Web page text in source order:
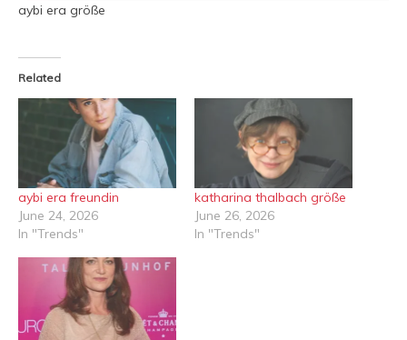
aybi era größe
Related
aybi era freundin
June 24, 2026
In "Trends"
katharina thalbach größe
June 26, 2026
In "Trends"